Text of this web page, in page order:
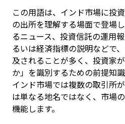
この用語は、インド市場に投
の出所を理解する場面で登場
るニュース、投資信託の運用
るいは経済指標の説明などで
及されることが多く、投資家
か」を識別するための前提知
インド市場では複数の取引所
は単なる地名ではなく、市場
機能します。